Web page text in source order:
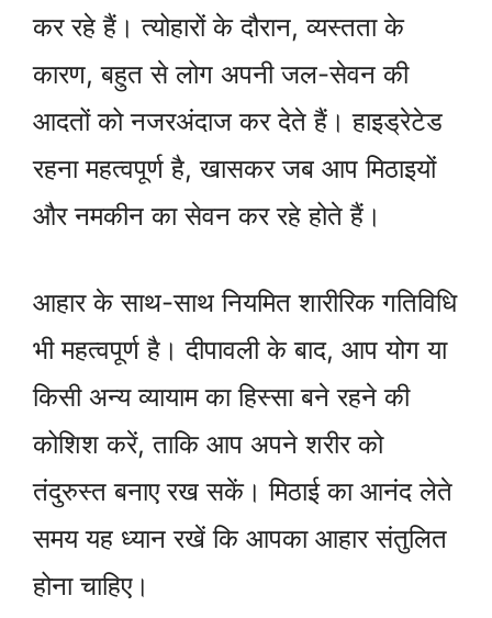
कर रहे हैं। त्योहारों के दौरान, व्यस्तता के
कारण, बहुत से लोग अपनी जल-सेवन की
आदतों को नजरअंदाज कर देते हैं। हाइड्रेटेड
रहना महत्वपूर्ण है, खासकर जब आप मिठाइयों
और नमकीन का सेवन कर रहे होते हैं।
आहार के साथ-साथ नियमित शारीरिक गतिविधि
भी महत्वपूर्ण है। दीपावली के बाद, आप योग या
किसी अन्य व्यायाम का हिस्सा बने रहने की
कोशिश करें, ताकि आप अपने शरीर को
तंदुरुस्त बनाए रख सकें। मिठाई का आनंद लेते
समय यह ध्यान रखें कि आपका आहार संतुलित
होना चाहिए।